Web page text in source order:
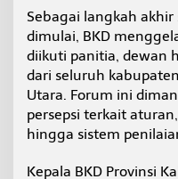
n
g
P
e
m
u
k
a
n
Sebagai langkah
dimulai, BKD
diikuti panitia, dewan
dari seluruh
Utara. Forum ini
persepsi terkait
hingga sistem
Kepala BKD Provinsi